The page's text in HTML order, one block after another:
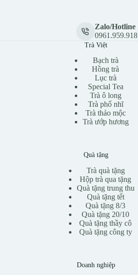
Zalo/Hotline
0961.959.918
Trà Việt
Bạch trà
Hồng trà
Lục trà
Special Tea
Trà ô long
Trà phổ nhĩ
Trà thảo mộc
Trà ướp hương
Quà tặng
Trà quà tặng
Hộp trà qua tặng
Quà tặng trung thu
Quà tặng tết
Quà tặng 8/3
Quà tặng 20/10
Quà tặng thầy cô
Quà tặng công ty
Doanh nghiệp